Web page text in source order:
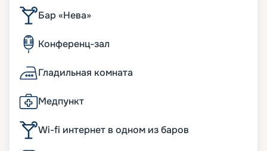
Бар «Нева»
Конференц-зал
Гладильная комната
Медпункт
Wi-fi интернет в одном из баров